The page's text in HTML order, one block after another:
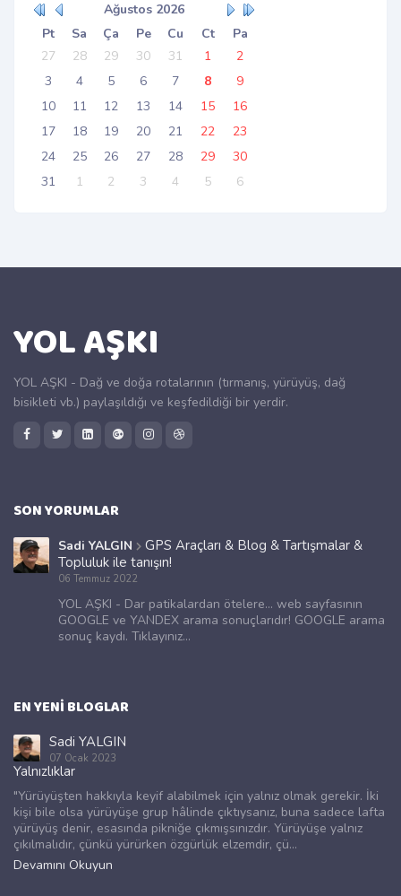
Ağustos 2026
Pt
Sa Ça Pe Cu Ct
Pa
27
28 29 30 31 1
2
3
4 5 6 7 8
9
10
11 12 13 14 15
16
17
18 19 20 21 22
23
24
25 26 27 28 29
30
31
1 2 3 4 5 6
YOL AŞKI
YOL AŞKI - Dağ ve doğa rotalarının (tırmanış, yürüyüş, dağ
bisikleti vb.) paylaşıldığı ve keşfedildiği bir yerdir.
SON YORUMLAR
Sadi YALGIN
GPS Araçları & Blog & Tartışmalar &
Topluluk ile tanışın!
06 Temmuz 2022
YOL AŞKI - Dar patikalardan ötelere... web sayfasının
GOOGLE ve YANDEX arama sonuçlarıdır! GOOGLE arama
sonuç kaydı. Tıklayınız...
EN YENI BLOGLAR
Sadi YALGIN
07 Ocak 2023
Yalnızlıklar
"Yürüyüşten hakkıyla keyif alabilmek için yalnız olmak gerekir. İki
kişi bile olsa yürüyüşe grup hâlinde çıktıysanız, buna sadece lafta
yürüyüş denir, esasında pikniğe çıkmışsınızdır. Yürüyüşe yalnız
çıkılmalıdır, çünkü yürürken özgürlük elzemdir, çü...
Devamını Okuyun